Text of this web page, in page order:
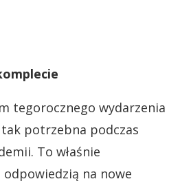
tegorocznego wydarzenia
potrzebna podczas
To właśnie
odpowiedzią na nowe